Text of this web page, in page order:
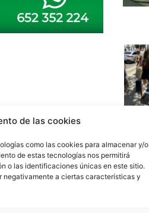
de las cookies
como las cookies para almacenar y/o
de estas tecnologías nos permitirá
o las identificaciones únicas en este sitio.
negativamente a ciertas características y